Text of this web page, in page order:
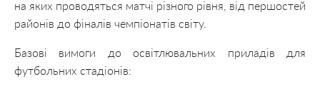
на яких проводяться матчі різного рівня, від першостей
районів до фіналів чемпіонатів світу.
Базові вимоги до освітлювальних приладів для
футбольних стадіонів: